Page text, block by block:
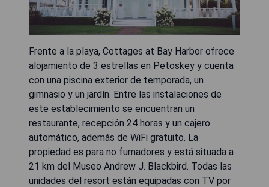
Frente a la playa, Cottages at Bay Harbor ofrece
alojamiento de 3 estrellas en Petoskey y cuenta
con una piscina exterior de temporada, un
gimnasio y un jardín. Entre las instalaciones de
este establecimiento se encuentran un
restaurante, recepción 24 horas y un cajero
automático, además de WiFi gratuito. La
propiedad es para no fumadores y está situada a
21 km del Museo Andrew J. Blackbird. Todas las
unidades del resort están equipadas con TV por